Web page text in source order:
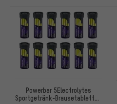
ARTIKEL
Powerbar 5Electrolytes
Sportgetränk-Brausetabletten